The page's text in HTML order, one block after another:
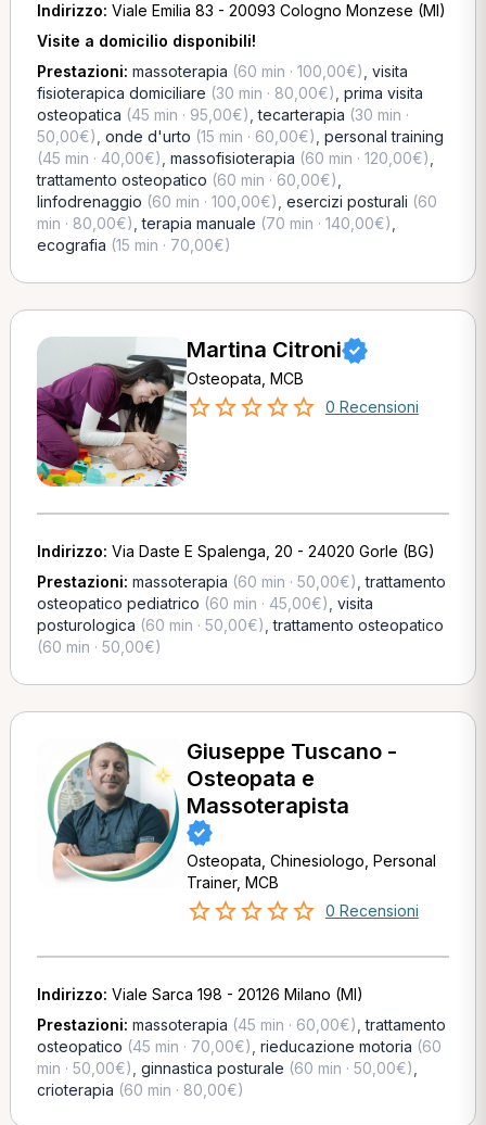
Indirizzo: Viale Emilia 83 - 20093 Cologno Monzese (MI)
Visite a domicilio disponibili!
Prestazioni: massoterapia (60 min · 100,00€) visita
fisioterapica domiciliare (30 min · 80,00€) prima visita
osteopatica (45 min · 95,00€) ,tecarterapia (30 min ·
50,00€) onde d'urto (15 min · 60,00€) personal training
(45 min · 40,00€) massofisioterapia (60 min · 120,00€)
trattamento osteopatico (60 min · 60,00€)
linfodrenaggio (60 min · 100,00€) esercizi posturali (60
min · 80,00€) ,terapia manuale (70 min · 140,00€)
ecografia (15 min · 70,00€)
Martina Citroni
Osteopata, MCB
0 Recensioni
Indirizzo: Via Daste E Spalenga, 20 - 24020 Gorle (BG)
Prestazioni: massoterapia (60 min · 50,00€) ,trattamento
osteopatico pediatrico (60 min · 45,00€) visita
posturologica (60 min · 50,00€) ,trattamento osteopatico
(60 min · 50,00€)
Giuseppe Tuscano -
Osteopata e
Massoterapista
Osteopata, Chinesiologo, Personal
Trainer, MCB
0 Recensioni
Indirizzo: Viale Sarca 198 - 20126 Milano (MI)
Prestazioni: massoterapia (45 min · 60,00€) ,trattamento
osteopatico (45 min · 70,00€) rieducazione motoria (60
min · 50,00€) ginnastica posturale (60 min · 50,00€)
crioterapia (60 min · 80,00€)